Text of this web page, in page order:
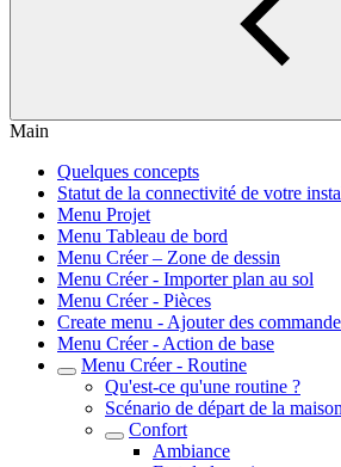
Main
Quelques concepts
Statut de la connectivité de votre
Menu Projet
Menu Tableau de bord
Menu Créer – Zone de dessin
Menu Créer - Importer plan au sol
Menu Créer - Pièces
Create menu - Ajouter des
Menu Créer - Action de base
Menu Créer - Routine
Qu'est-ce qu'une routine ?
Scénario de départ de la maison
Confort
Ambiance